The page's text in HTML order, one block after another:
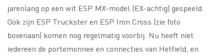
jarenlang op een wit ESP MX-model (EX-achtig) gespeeld.
Ook zijn ESP Truckster en ESP Iron Cross (zie foto
bovenaan) komen nog regelmatig voorbij. Nu heeft niet
iedereen de portemonnee en connecties van Hetfield, en